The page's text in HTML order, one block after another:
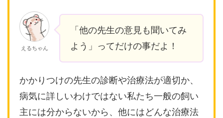
えるちゃん
「他の先生の意見も聞いてみ
よう」ってだけの事だよ！
かかりつけの先生の診断や治療法が適切か、
病気に詳しいわけではない私たち一般の飼い
主には分からないから、他にはどんな治療法